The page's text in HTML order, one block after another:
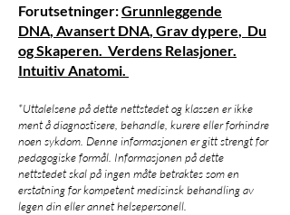
Forutsetninger:Grunnleggende
DNA, Avansert DNA, Grav dypere, Du
og Skaperen. Verdens Relasjoner.
Intuitiv Anatomi.
*Uttalelsene på dette nettstedet og klassen er ikke
ment å diagnostisere, behandle, kurere eller forhindre
noen sykdom. Denne informasjonen er gitt strengt for
pedagogiske formål. Informasjonen på dette
nettstedet skal på ingen måte betraktes som en
erstatning for kompetent medisinsk behandling av
legen din eller annet helsepersonell.